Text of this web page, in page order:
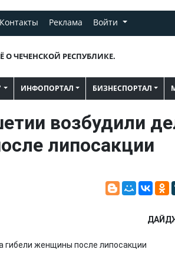
Контакты Реклама Войти
О ЧЕЧЕНСКОЙ РЕСПУБЛИКЕ.
ИНФОПОРТАЛ БИЗНЕСПОРТАЛ
возбудили
липосакции